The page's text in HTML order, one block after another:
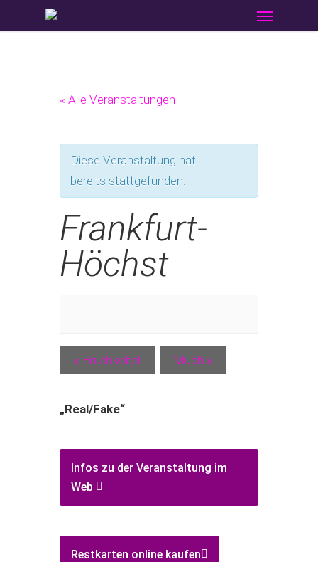
to
« Alle Veranstaltungen
Diese Veranstaltung hat
bereits stattgefunden.
Frankfurt-
Höchst
« Bruchköbel Much »
„Real/Fake“
Infos zu der Veranstaltung im
Web
Restkarten online kaufen